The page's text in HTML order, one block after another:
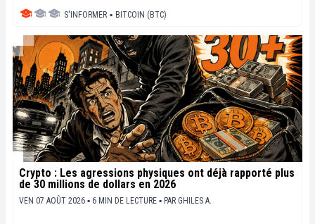
S'INFORMER ▪ BITCOIN (BTC)
Crypto : Les agressions physiques ont déjà rapporté plus
de 30 millions de dollars en 2026
VEN 07 AOÛT 2026 ▪ 6 MIN DE LECTURE ▪ PAR GHILES A.